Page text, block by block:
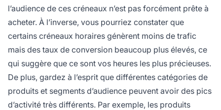
l’audience de ces créneaux n’est pas forcément prête à
acheter. À l’inverse, vous pourriez constater que
certains créneaux horaires génèrent moins de trafic
mais des taux de conversion beaucoup plus élevés, ce
qui suggère que ce sont vos heures les plus précieuses.
De plus, gardez à l’esprit que différentes catégories de
produits et segments d’audience peuvent avoir des pics
d’activité très différents. Par exemple, les produits